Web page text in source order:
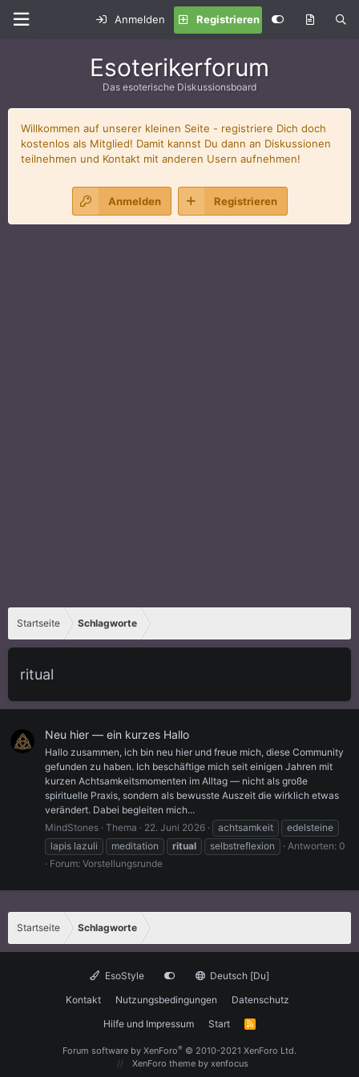
Anmelden Registrieren
Esoterikerforum
Das esoterische Diskussionsboard
Willkommen auf unserer kleinen Seite - registriere Dich doch
kostenlos als Mitglied! Damit kannst Du dann an Diskussionen
teilnehmen und Kontakt mit anderen Usern aufnehmen!
Anmelden Registrieren
Startseite Schlagworte
ritual
Neu hier — ein kurzes Hallo
Hallo zusammen, ich bin neu hier und freue mich, diese Community
gefunden zu haben. Ich beschäftige mich seit einigen Jahren mit
kurzen Achtsamkeitsmomenten im Alltag — nicht als große
spirituelle Praxis, sondern als bewusste Auszeit die wirklich etwas
verändert. Dabei begleiten mich...
MindStones Thema 22. Juni 2026 achtsamkeit
edelsteine
lapis lazuli
meditation ritual selbstreflexion
Antworten: 0
Forum: Vorstellungsrunde
Startseite Schlagworte
EsoStyle
Deutsch [Du]
Kontakt
Nutzungsbedingungen
Datenschutz
Hilfe und Impressum
Start
R
Forum software by XenForo® © 2010-2021 XenForo Ltd.
XenForo theme by xenfocus